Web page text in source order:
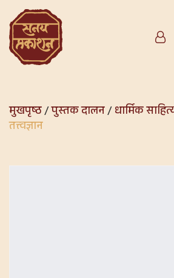
मुखपृष्ठ/पुस्तक दालन/धार्मिक
तत्त्वज्ञान